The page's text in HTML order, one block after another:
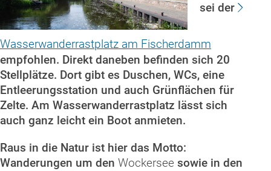
sei der
Wasserwanderrastplatz am Fischerdamm
empfohlen. Direkt daneben befinden sich 20
Stellplätze. Dort gibt es Duschen, WCs, eine
Entleerungsstation und auch Grünflächen für
Zelte. Am Wasserwanderrastplatz lässt sich
auch ganz leicht ein Boot anmieten.
Raus in die Natur ist hier das Motto:
Wanderungen um den Wockersee sowie in den